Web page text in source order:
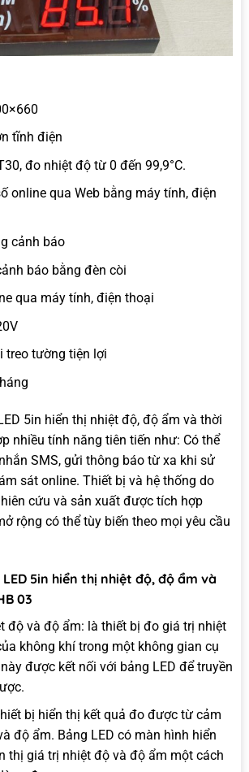
tĩnh điện
đo nhiệt độ từ 0 đến 99,9°C.
online qua Web bằng máy tính, điện
cảnh báo
báo bằng đèn còi
qua máy tính, điện thoại
treo tường tiện lợi
5in hiển thị nhiệt độ, độ ẩm và thời
nhiều tính năng tiên tiến như: Có thể
SMS, gửi thông báo từ xa khi sử
sát online. Thiết bị và hệ thống do
cứu và sản xuất được tích hợp
rộng có thể tùy biến theo mọi yêu cầu
5in hiển thị nhiệt độ, độ ẩm và
03
độ và độ ẩm: là thiết bị đo giá trị nhiệt
không khí trong một không gian cụ
được kết nối với bảng LED để truyền
bị hiển thị kết quả đo được từ cảm
độ ẩm. Bảng LED có màn hình hiển
thị giá trị nhiệt độ và độ ẩm một cách